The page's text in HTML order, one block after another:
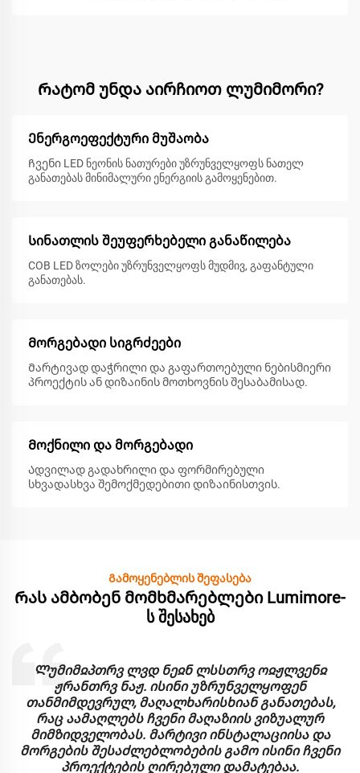
Რატომ უნდა აირჩიოთ ლუმიმორი?
Ენერგოეფექტური მუშაობა
Ჩვენი LED ნეონის ნათურები უზრუნველყოფს ნათელ
განათებას მინიმალური ენერგიის გამოყენებით.
Სინათლის შეუფერხებელი განაწილება
COB LED ზოლები უზრუნველყოფს მუდმივ, გაფანტული
განათებას.
Მორგებადი სიგრძეები
Მარტივად დაჭრილი და გაფართოებული ნებისმიერი
პროექტის ან დიზაინის მოთხოვნის შესაბამისად.
Მოქნილი და მორგებადი
Ადვილად გადახრილი და ფორმირებული
სხვადასხვა შემოქმედებითი დიზაინისთვის.
Გამოყენებლის შეფასება
Რას ამბობენ მომხმარებლები Lumimore-
ს შესახებ
Ლუმიმჲპთრვ ლვდ ნეჲნ ლსსთრვ ოჲჟლვენჲ
ჟრანთრვ ნაჟ. ისინი უზრუნველყოფენ
თანმიმდევრულ, მაღალხარისხიან განათებას,
რაც აამაღლებს ჩვენი მაღაზიის ვიზუალურ
მიმზიდველობას. მარტივი ინსტალაციისა და
მორგების შესაძლებლობების გამო ისინი ჩვენი
პროექტების ღირებული დამატებაა.